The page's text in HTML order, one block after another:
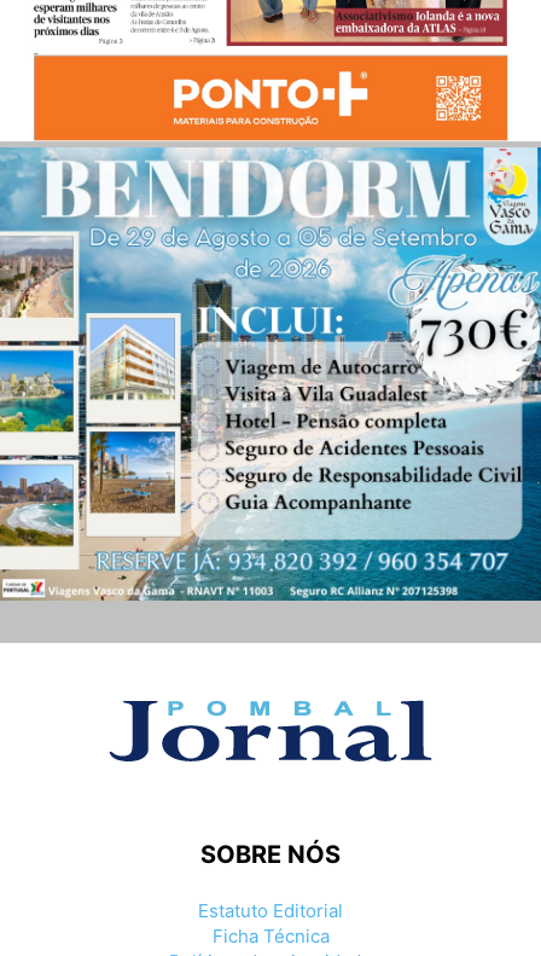
SOBRE NÓS
Estatuto Editorial
Ficha Técnica